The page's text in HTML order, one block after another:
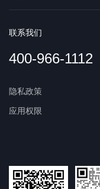
联系我们
400-966-1112
隐私政策
应用权限